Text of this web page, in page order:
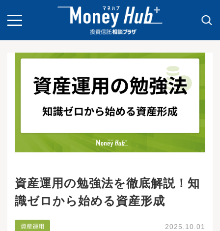
toggle
navigation
資産運用の勉強法を徹底解説！知
識ゼロから始める資産形成
2025.10.01